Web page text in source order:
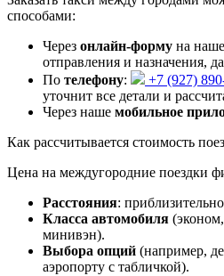
способами:
Через онлайн-форму на
отправления и назначения,
По телефону: +7 (927)
уточнит все детали и
Через наше мобильное
Как рассчитывается стоимость
Цена на междугородние поездки
Расстояния: приблизительно
Класса автомобиля
минивэн).
Выбора опций (например,
аэропорту с табличкой).